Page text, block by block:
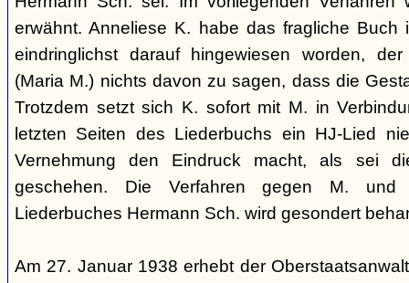
erwähnt. Anneliese K. habe das fragliche Buch
eindringlichst darauf hingewiesen worden,
(Maria M.) nichts davon zu sagen, dass die
Trotzdem setzt sich K. sofort mit M. in
letzten Seiten des Liederbuchs ein HJ-Lied
Vernehmung den Eindruck macht, als sei
geschehen. Die Verfahren gegen M. und
Liederbuches Hermann Sch. wird gesondert
Am 27. Januar 1938 erhebt der